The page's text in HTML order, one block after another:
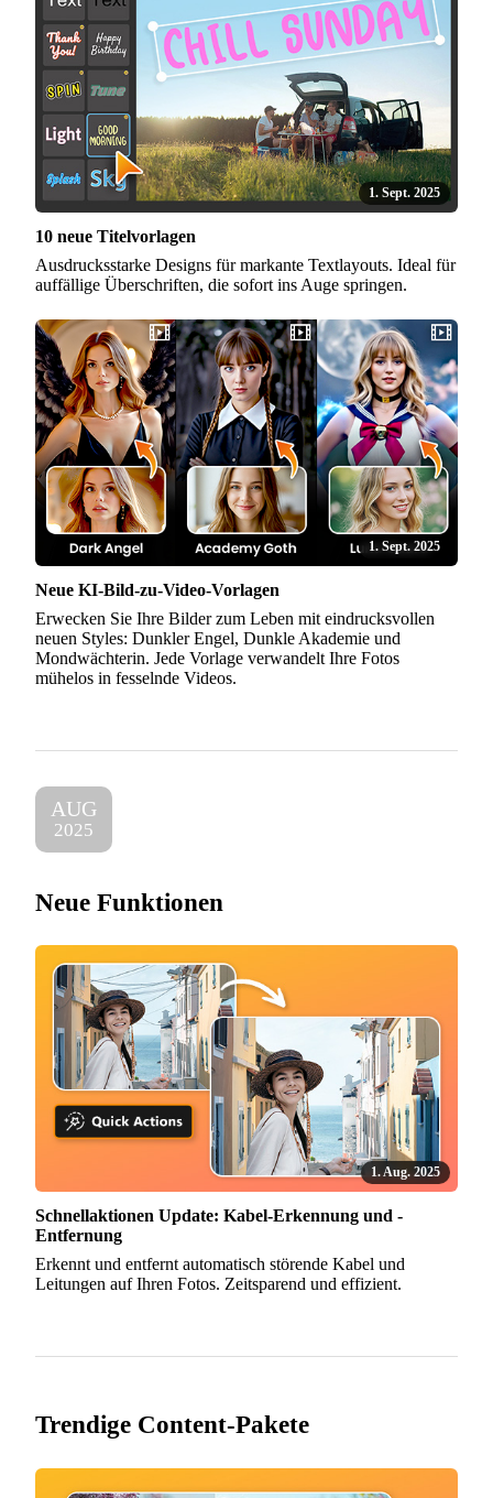
1. Sept. 2025
10 neue Titelvorlagen
Ausdrucksstarke Designs für markante Textlayouts. Ideal für
auffällige Überschriften, die sofort ins Auge springen.
1. Sept. 2025
Neue KI-Bild-zu-Video-Vorlagen
Erwecken Sie Ihre Bilder zum Leben mit eindrucksvollen
neuen Styles: Dunkler Engel, Dunkle Akademie und
Mondwächterin. Jede Vorlage verwandelt Ihre Fotos
mühelos in fesselnde Videos.
AUG
2025
Neue Funktionen
1. Aug. 2025
Schnellaktionen Update: Kabel-Erkennung und -
Entfernung
Erkennt und entfernt automatisch störende Kabel und
Leitungen auf Ihren Fotos. Zeitsparend und effizient.
Trendige Content-Pakete